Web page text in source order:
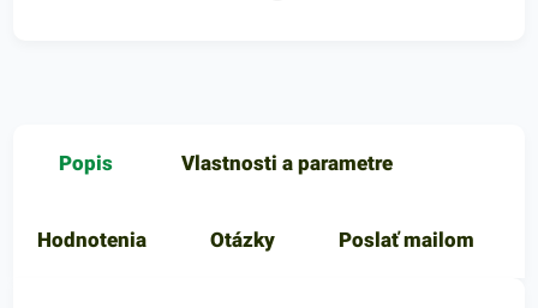
Popis Vlastnosti a parametre
Hodnotenia Otázky Poslať mailom